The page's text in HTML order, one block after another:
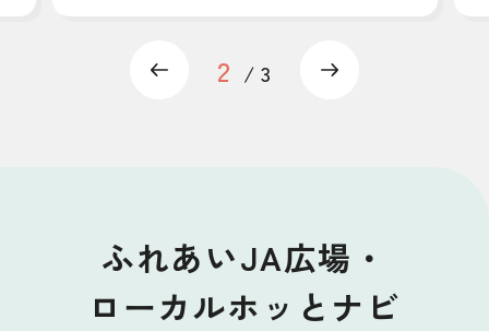
2 3
Previous
ふれあいJA広場・
ローカルホッとナビ